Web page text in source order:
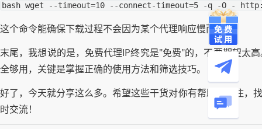
bash wget --timeout=10 --connect-timeout=5 -q -O -
这个命令能确保下载过程不会因为某个代理响应慢而卡住。
末尾，我想说的是，免费代理IP终究是"免费"的，不要期望太
全够用，关键是掌握正确的使用方法和筛选技巧。
好了，今天就分享这么多。希望这些干货对你有帮助。记住，
时交流！